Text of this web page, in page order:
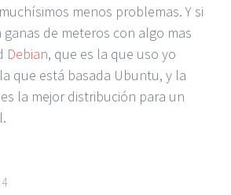
menos problemas. Y si
ganas de meteros con algo mas
Debian, que es la que uso yo
que está basada Ubuntu, y la
la mejor distribución para un